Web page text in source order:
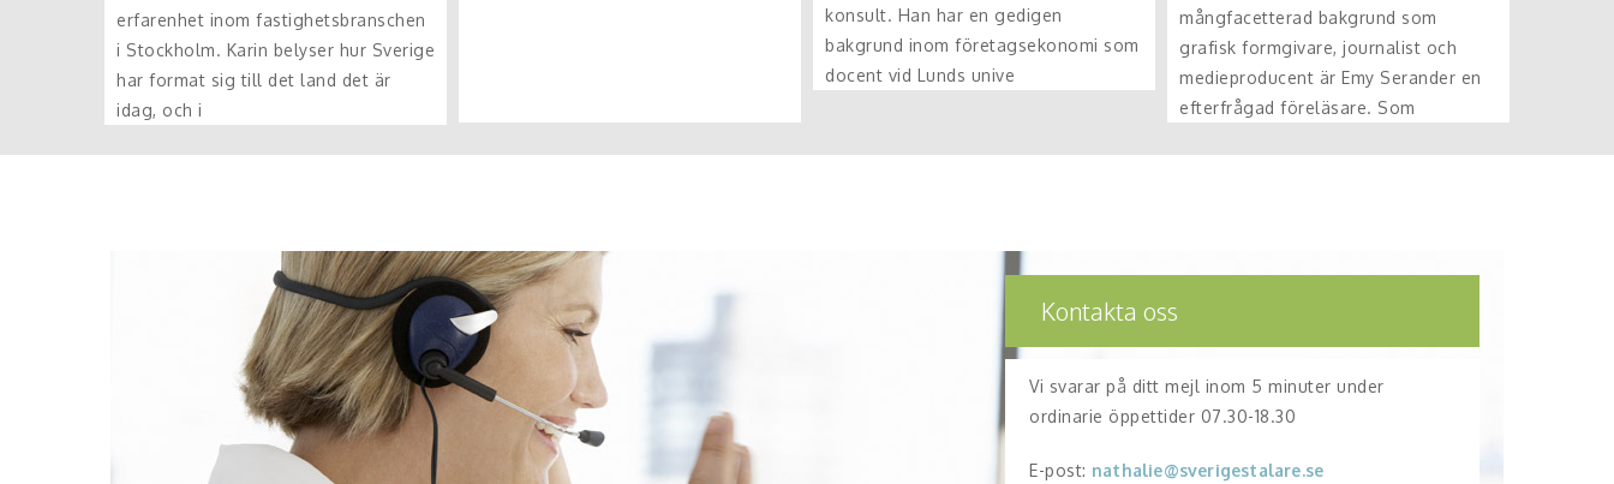
erfarenhet inom fastighetsbranschen
i Stockholm. Karin belyser hur Sverige
har format sig till det land det är
idag, och i
konsult. Han har en gedigen
bakgrund inom företagsekonomi som
docent vid Lunds unive
mångfacetterad bakgrund som
grafisk formgivare, journalist och
medieproducent är Emy Serander en
efterfrågad föreläsare. Som
Kontakta oss
Vi svarar på ditt mejl inom 5 minuter under
ordinarie öppettider 07.30-18.30
E-post: nathalie@sverigestalare.se